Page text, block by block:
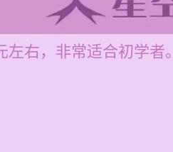
右，非常适合初学者。